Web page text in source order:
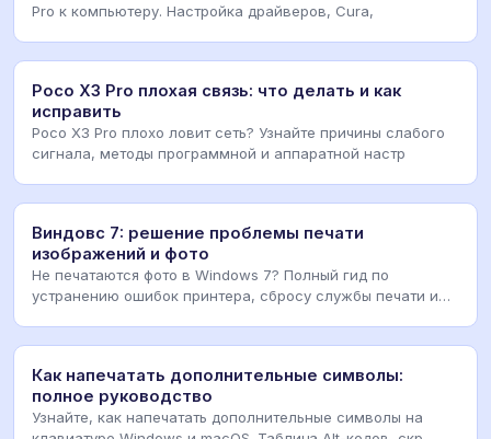
Pro к компьютеру. Настройка драйверов, Cura,
Poco X3 Pro плохая связь: что делать и как
исправить
Poco X3 Pro плохо ловит сеть? Узнайте причины слабого
сигнала, методы программной и аппаратной настр
Виндовс 7: решение проблемы печати
изображений и фото
Не печатаются фото в Windows 7? Полный гид по
устранению ошибок принтера, сбросу службы печати и
Как напечатать дополнительные символы:
полное руководство
Узнайте, как напечатать дополнительные символы на